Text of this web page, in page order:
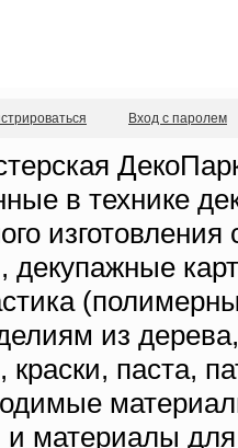
Вход с паролем
в технике
декупажные
из
паста,
материалы